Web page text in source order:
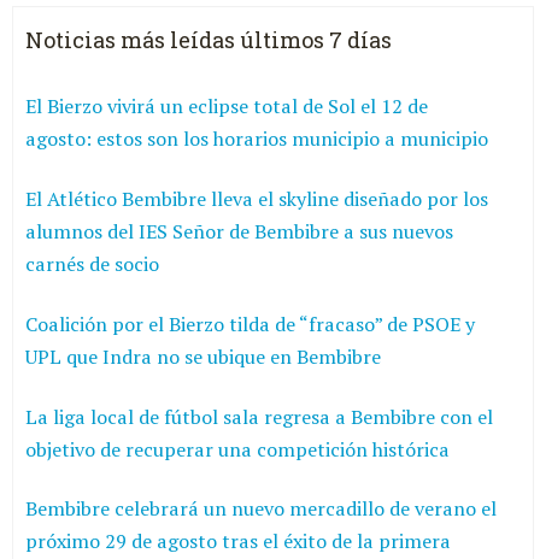
Noticias más leídas últimos 7 días
El Bierzo vivirá un eclipse total de Sol el 12 de
agosto: estos son los horarios municipio a municipio
El Atlético Bembibre lleva el skyline diseñado por los
alumnos del IES Señor de Bembibre a sus nuevos
carnés de socio
Coalición por el Bierzo tilda de “fracaso” de PSOE y
UPL que Indra no se ubique en Bembibre
La liga local de fútbol sala regresa a Bembibre con el
objetivo de recuperar una competición histórica
Bembibre celebrará un nuevo mercadillo de verano el
próximo 29 de agosto tras el éxito de la primera